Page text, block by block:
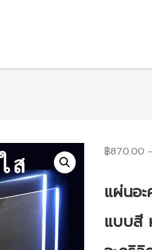
฿870.00
แผ่นอ
แบบสี